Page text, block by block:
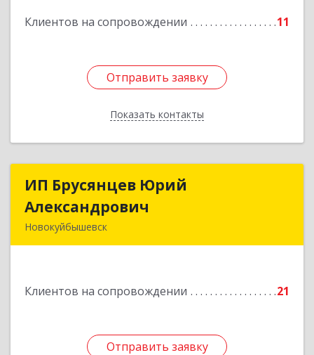
Клиентов на сопровождении 11
Отправить заявку
Показать контакты
Отправить заявку
Назад
ИП Брусянцев Юрий
Александрович
Новокуйбышевск
Клиентов на сопровождении 21
Отправить заявку
ИП Брусянцев Юрий
Подробнее
Отправить заявку